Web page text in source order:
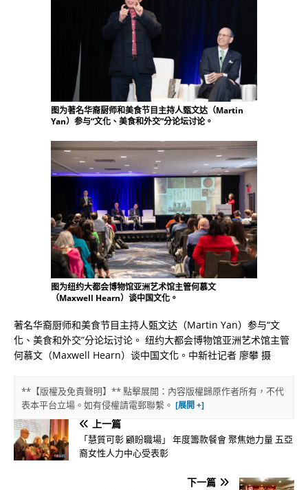
图为著名华裔厨师和美食节目主持人甄文达（Martin
Yan）参与“文化、美食和外交”分论坛讨论。
图为纽约大都会博物馆亚洲艺术馆主管何慕文
（Maxwell Hearn）谈中国文化。
著名华裔厨师和美食节目主持人甄文达（Martin Yan）参与“文
化、美食和外交”分论坛讨论。 纽约大都会博物馆亚洲艺术馆主管
何慕文（Maxwell Hearn）谈中国文化。中新社记者 廖攀 摄
**【版權及免責聲明】** 點擊展開：內容版權歸原作者所有，不代
表本平台立場。如有侵權請電郵聯繫。
上一篇
「慧質可彰 顧盼職場」 年度籌款餐會 聚焦她力量 五亞
裔女性人力中心受表彰
下一篇